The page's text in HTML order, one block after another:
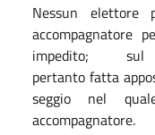
Nessun
accompagnatore
impedito; sul
pertanto fatta
seggio nel
accompagnatore.